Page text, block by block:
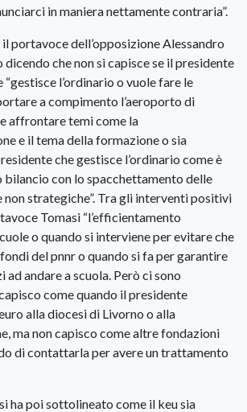
in maniera nettamente contraria”.
portavoce dell’opposizione Alessandro
dicendo che non si capisce se il presidente
“gestisce l’ordinario o vuole fare le
a compimento l’aeroporto di
affrontare temi come la
e il tema della formazione o sia
che gestisce l’ordinario come è
bilancio con lo spacchettamento delle
non strategiche”. Tra gli interventi positivi
Tomasi “l’efficientamento
o quando si interviene per evitare che
del pnnr o quando si fa per garantire
andare a scuola. Però ci sono
come quando il presidente
alla diocesi di Livorno o alla
ma non capisco come altre fondazioni
di contattarla per avere un trattamento
ha poi sottolineato come il keu sia